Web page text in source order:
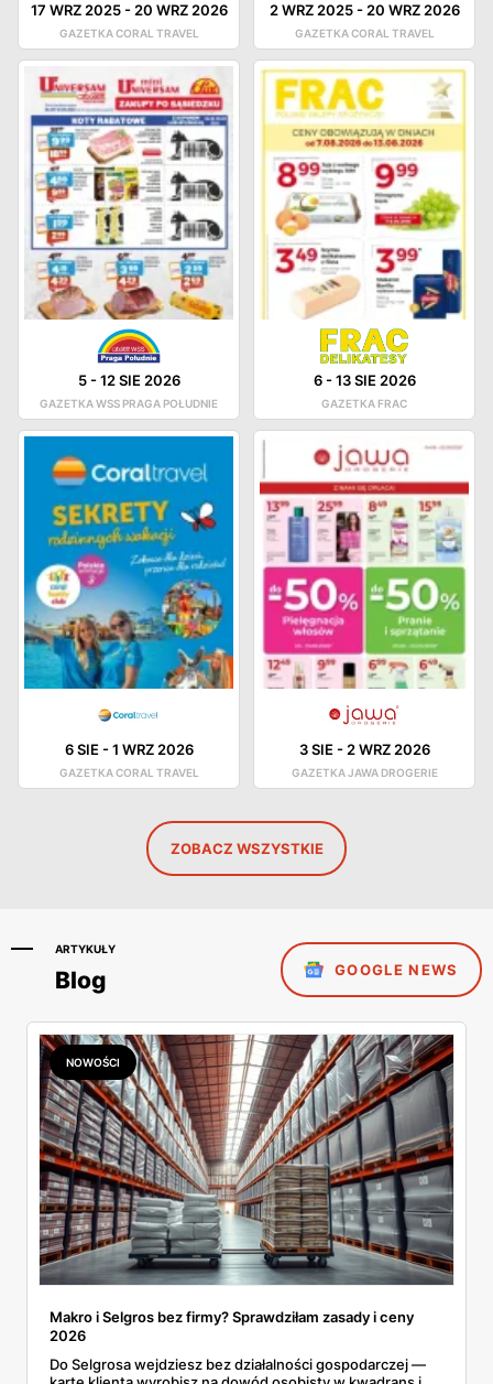
17 WRZ 2025-20 WRZ 2026
GAZETKA CORAL TRAVEL
2 WRZ 2025-20 WRZ 2026
GAZETKA CORAL TRAVEL
5-12 SIE 2026
GAZETKA WSS PRAGA POŁUDNIE
6-13 SIE 2026
GAZETKA FRAC
6 SIE -1 WRZ 2026
GAZETKA CORAL TRAVEL
3 SIE - 2 WRZ 2026
GAZETKA JAWA DROGERIE
ZOBACZ WSZYSTKIE
ARTYKUŁY
Blog GOOGLE NEWS
NOWOŚCI
Makro i Selgros bez firmy? Sprawdziłam zasady i ceny
2026
Do Selgrosa wejdziesz bez działalności gospodarczej —